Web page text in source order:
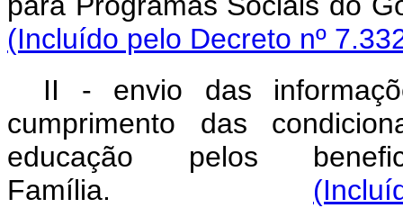
(Incluído pelo Decreto nº
II - envio das
cumprimento das
educação pelos
Família.